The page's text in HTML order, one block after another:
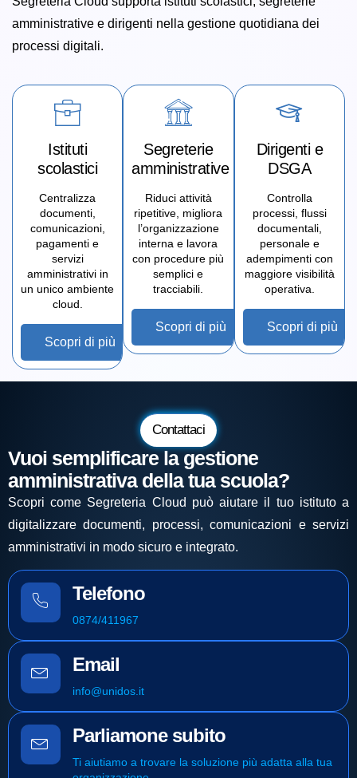
amministrative e dirigenti nella gestione quotidiana dei
processi digitali.
Istituti
scolastici
Centralizza
documenti,
comunicazioni,
pagamenti e
servizi
amministrativi in
un unico ambiente
cloud.
Scopri di più
Segreterie
amministrative
Riduci attività
ripetitive, migliora
l’organizzazione
interna e lavora
con procedure più
semplici e
tracciabili.
Scopri di più
Dirigenti e
DSGA
Controlla
processi, flussi
documentali,
personale e
adempimenti con
maggiore visibilità
operativa.
Scopri di più
Contattaci
Vuoi semplificare la gestione
amministrativa della tua scuola?
Scopri come Segreteria Cloud può aiutare il tuo istituto a
digitalizzare documenti, processi, comunicazioni e servizi
amministrativi in modo sicuro e integrato.
Telefono
0874/411967
Email
info@unidos.it
Parliamone subito
Ti aiutiamo a trovare la soluzione più adatta alla tua